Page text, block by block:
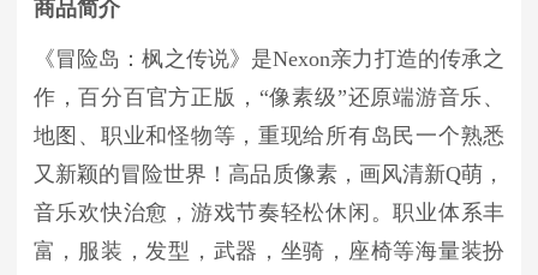
商品简介
《冒险岛：枫之传说》是Nexon亲力打造的传承之
作，百分百官方正版，“像素级”还原端游音乐、
地图、职业和怪物等，重现给所有岛民一个熟悉
又新颖的冒险世界！高品质像素，画风清新Q萌，
音乐欢快治愈，游戏节奏轻松休闲。职业体系丰
富，服装，发型，武器，坐骑，座椅等海量装扮